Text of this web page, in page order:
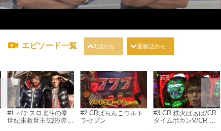
エピソード一覧 1話から 最新話から
#1 パチスロ北斗の拳
世紀末救世主伝説/赤ド
#2 CRぱちんこウルト
ラセブン
#3 CR 鉄火ばぁば/CR
タイムボカンV/CR 餃